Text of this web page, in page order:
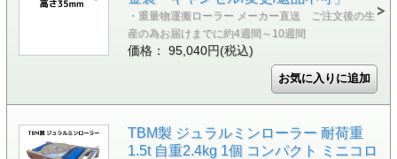
・重量物運搬ローラー メーカー直送 ご注文後の生
産の為お届けまでに約4週間～10週間
価格： 95,040円(税込)
TBM製 ジュラルミンローラー 耐荷重
1.5t 自重2.4kg 1個 コンパクト ミニコロ